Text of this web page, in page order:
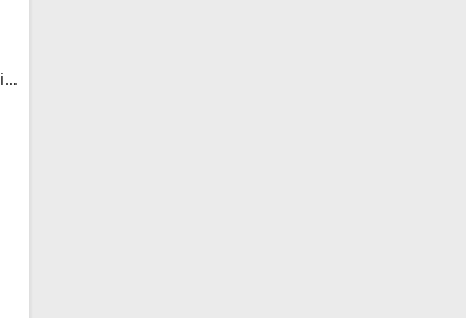
Soạn Văn siêu ngắn - Cánh diều